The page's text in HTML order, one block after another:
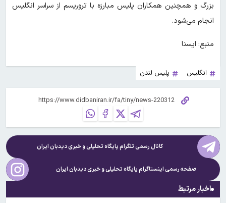
بزرگ و همچنین همکاران پلیس مبارزه با تروریسم از سراسر انگلیس
انجام می‌شود.
منبع: ایسنا
انگلیس پلیس لندن
کانال رسمی تلگرام پایگاه تحلیلی و خبریدیدبان ایران
صفحه رسمی اینستاگرام پایگاه تحلیلی و خبریدیدبان ایران
اخبار مرتبط